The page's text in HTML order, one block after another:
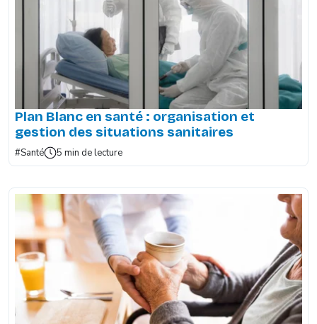
Plan Blanc en santé : organisation et
gestion des situations sanitaires
#Santé 5 min de lecture